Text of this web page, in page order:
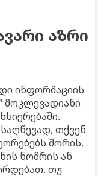
აზრი
ინფორმაციის
მოკლევადიანი
თქვენ
შორის.
ნომრის ან
თუ